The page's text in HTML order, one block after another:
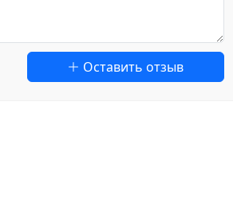
Оставить отзыв